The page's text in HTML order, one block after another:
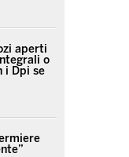
aperti
o
i Dpi se